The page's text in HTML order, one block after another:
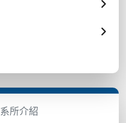
系所介紹